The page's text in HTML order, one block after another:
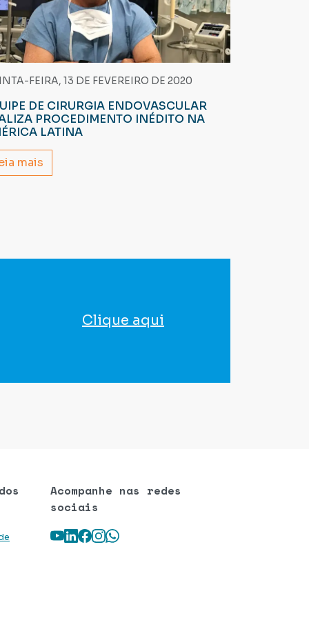
FEIRA, 13 DE FEVEREIRO DE 2020
DE CIRURGIA ENDOVASCULAR
PROCEDIMENTO INÉDITO NA
LATINA
mais
Clique aqui
Acompanhe nas redes
sociais
Youtube
LinkedIn
Facebook
Instagram
WhatsApp